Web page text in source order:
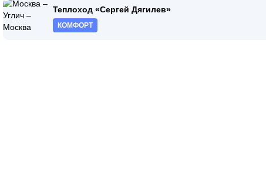
Теплоход «Сергей Дягилев»
КОМФОРТ